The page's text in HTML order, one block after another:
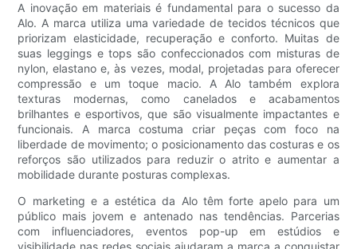
A inovação em materiais é fundamental para o sucesso da
Alo. A marca utiliza uma variedade de tecidos técnicos que
priorizam elasticidade, recuperação e conforto. Muitas de
suas leggings e tops são confeccionados com misturas de
nylon, elastano e, às vezes, modal, projetadas para oferecer
compressão e um toque macio. A Alo também explora
texturas modernas, como canelados e acabamentos
brilhantes e esportivos, que são visualmente impactantes e
funcionais. A marca costuma criar peças com foco na
liberdade de movimento; o posicionamento das costuras e os
reforços são utilizados para reduzir o atrito e aumentar a
mobilidade durante posturas complexas.
O marketing e a estética da Alo têm forte apelo para um
público mais jovem e antenado nas tendências. Parcerias
com influenciadores, eventos pop-up em estúdios e